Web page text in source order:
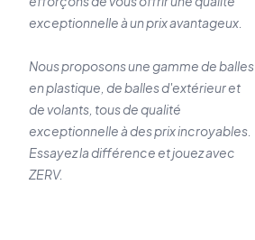
exceptionnelle à un prix avantageux.
Nous proposons une gamme de balles
en plastique, de balles d'extérieur et
de volants, tous de qualité
exceptionnelle à des prix incroyables.
Essayez la différence et jouez avec
ZERV.